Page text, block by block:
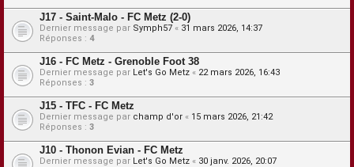
J17 - Saint-Malo - FC Metz (2-0)
Dernier message par Symph57 « 31 mars 2026, 14:37
Réponses : 4
J16 - FC Metz - Grenoble Foot 38
Dernier message par Let's Go Metz « 22 mars 2026, 16:43
Réponses : 3
J15 - TFC - FC Metz
Dernier message par champ d'or « 15 mars 2026, 21:42
Réponses : 3
J10 - Thonon Evian - FC Metz
Dernier message par Let's Go Metz « 30 janv. 2026, 20:07